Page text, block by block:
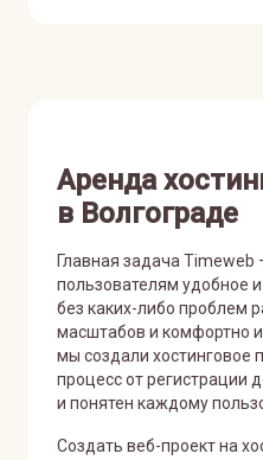
Аренда
в Волгограде
Главная задача Timeweb
пользователям удобное
без каких-либо проблем
масштабов и комфортно
мы создали хостинговое
процесс от регистрации
и понятен каждому
Создать веб-проект на